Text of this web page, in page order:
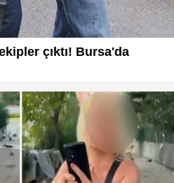
ekipler çıktı! Bursa'da